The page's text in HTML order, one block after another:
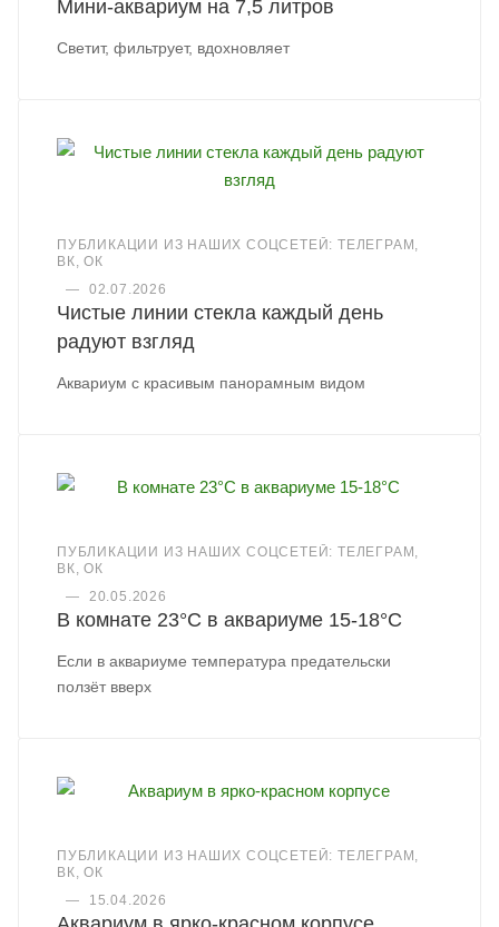
Мини-аквариум на 7,5 литров
Светит, фильтрует, вдохновляет
ПУБЛИКАЦИИ ИЗ НАШИХ СОЦСЕТЕЙ: ТЕЛЕГРАМ,
ВК, ОК
—
02.07.2026
Чистые линии стекла каждый день
радуют взгляд
Аквариум с красивым панорамным видом
ПУБЛИКАЦИИ ИЗ НАШИХ СОЦСЕТЕЙ: ТЕЛЕГРАМ,
ВК, ОК
—
20.05.2026
В комнате 23°C в аквариуме 15-18°C
Если в аквариуме температура предательски
ползёт вверх
ПУБЛИКАЦИИ ИЗ НАШИХ СОЦСЕТЕЙ: ТЕЛЕГРАМ,
ВК, ОК
—
15.04.2026